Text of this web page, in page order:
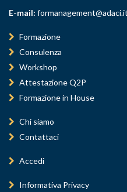
E-mail: formanagement@adaci.it
Formazione
Consulenza
Workshop
Attestazione Q2P
Formazione in House
Chi siamo
Contattaci
Accedi
Informativa Privacy